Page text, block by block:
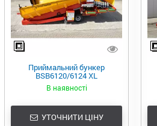
Приймальний бункер
BSB6120/6124 XL
В наявності
УТОЧНИТИ ЦІНУ